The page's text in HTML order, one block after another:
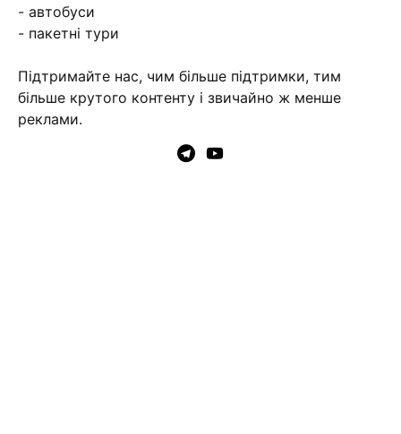
- автобуси
- пакетні тури
Підтримайте нас, чим більше підтримки, тим
більше крутого контенту і звичайно ж менше
реклами.